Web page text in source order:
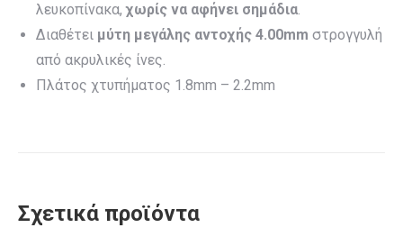
λευκοπίνακα,χωρίς να αφήνει σημάδια.
Διαθέτει μύτη μεγάλης αντοχής 4.00mm στρογγυλή
από ακρυλικές ίνες.
Πλάτος χτυπήματος 1.8mm – 2.2mm
Σχετικά προϊόντα